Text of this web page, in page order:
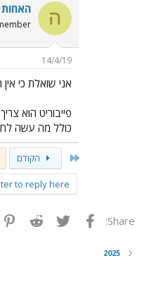
ה האחות
14/4/19
אני שואלת כי
פייבוריט הוא
כולל מה עשה
הקודם
to reply here.
Share: פייסבוק Twitter
Reddit
2025